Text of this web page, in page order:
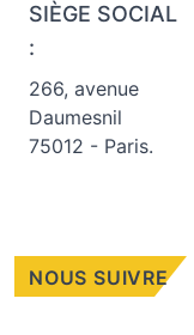
SIÈGE SOCIAL
:
266, avenue
Daumesnil
75012 - Paris.
NOUS SUIVRE